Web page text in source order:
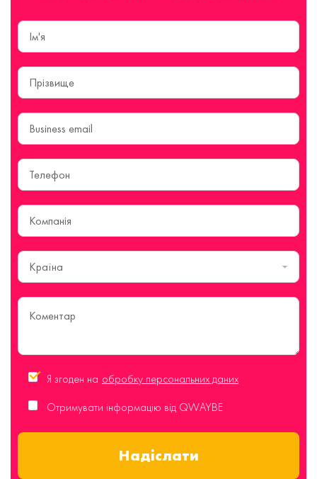
Країна
Я згоден на обробку персональних даних
Отримувати інформацію від QWAYBE
Надіслати